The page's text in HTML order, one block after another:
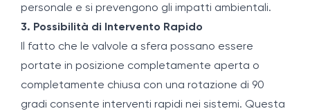
personale e si prevengono gli impatti ambientali.
3. Possibilità di Intervento Rapido
Il fatto che le valvole a sfera possano essere
portate in posizione completamente aperta o
completamente chiusa con una rotazione di 90
gradi consente interventi rapidi nei sistemi. Questa